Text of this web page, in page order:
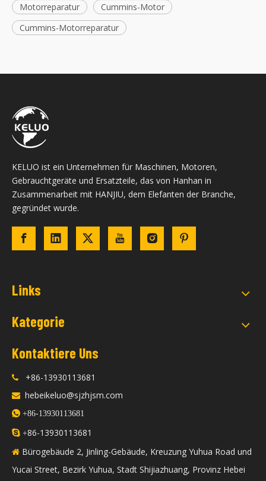
Motorreparatur
Cummins-Motor
Cummins-Motorreparatur
KELUO ist ein Unternehmen für Maschinen, Motoren,
Gebrauchtgeräte und Ersatzteile, das von Hanhan in
Zusammenarbeit mit HANJIU, dem Elefanten der Branche,
gegründet wurde.
Links
Kategorie
Kontaktiere Uns
 +86-13930113681
 hebeikeluo@sjzhjsm.com
 +86-13930113681
 +86-13930113681
 Bürogebäude 2, Jinling-Gebäude, Kreuzung Yuhua Road und
Yucai Street, Bezirk Yuhua, Stadt Shijiazhuang, Provinz Hebei